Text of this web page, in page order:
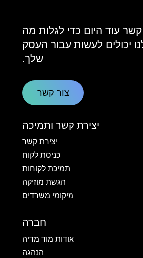
קשר עוד היום כדי לגלות מה
יכולים לעשות עבור העסק
שלך.
צור קשר
יצירת קשר ותמיכה
יצירת קשר
כניסת לקוח
תמיכת לקוחות
הגשת מוזיקה
מיקומי משרדים
חברה
אודות מוד מדיה
הנהגה